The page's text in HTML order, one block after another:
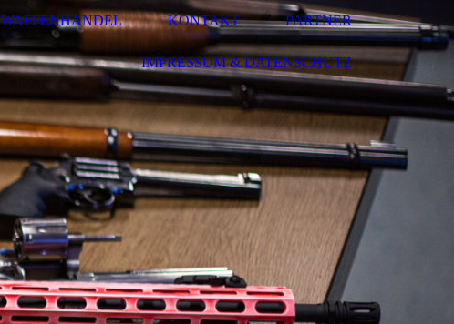
WAFFENHANDEL KONTAKT PARTNER
IMPRESSUM & DATENSCHUTZ